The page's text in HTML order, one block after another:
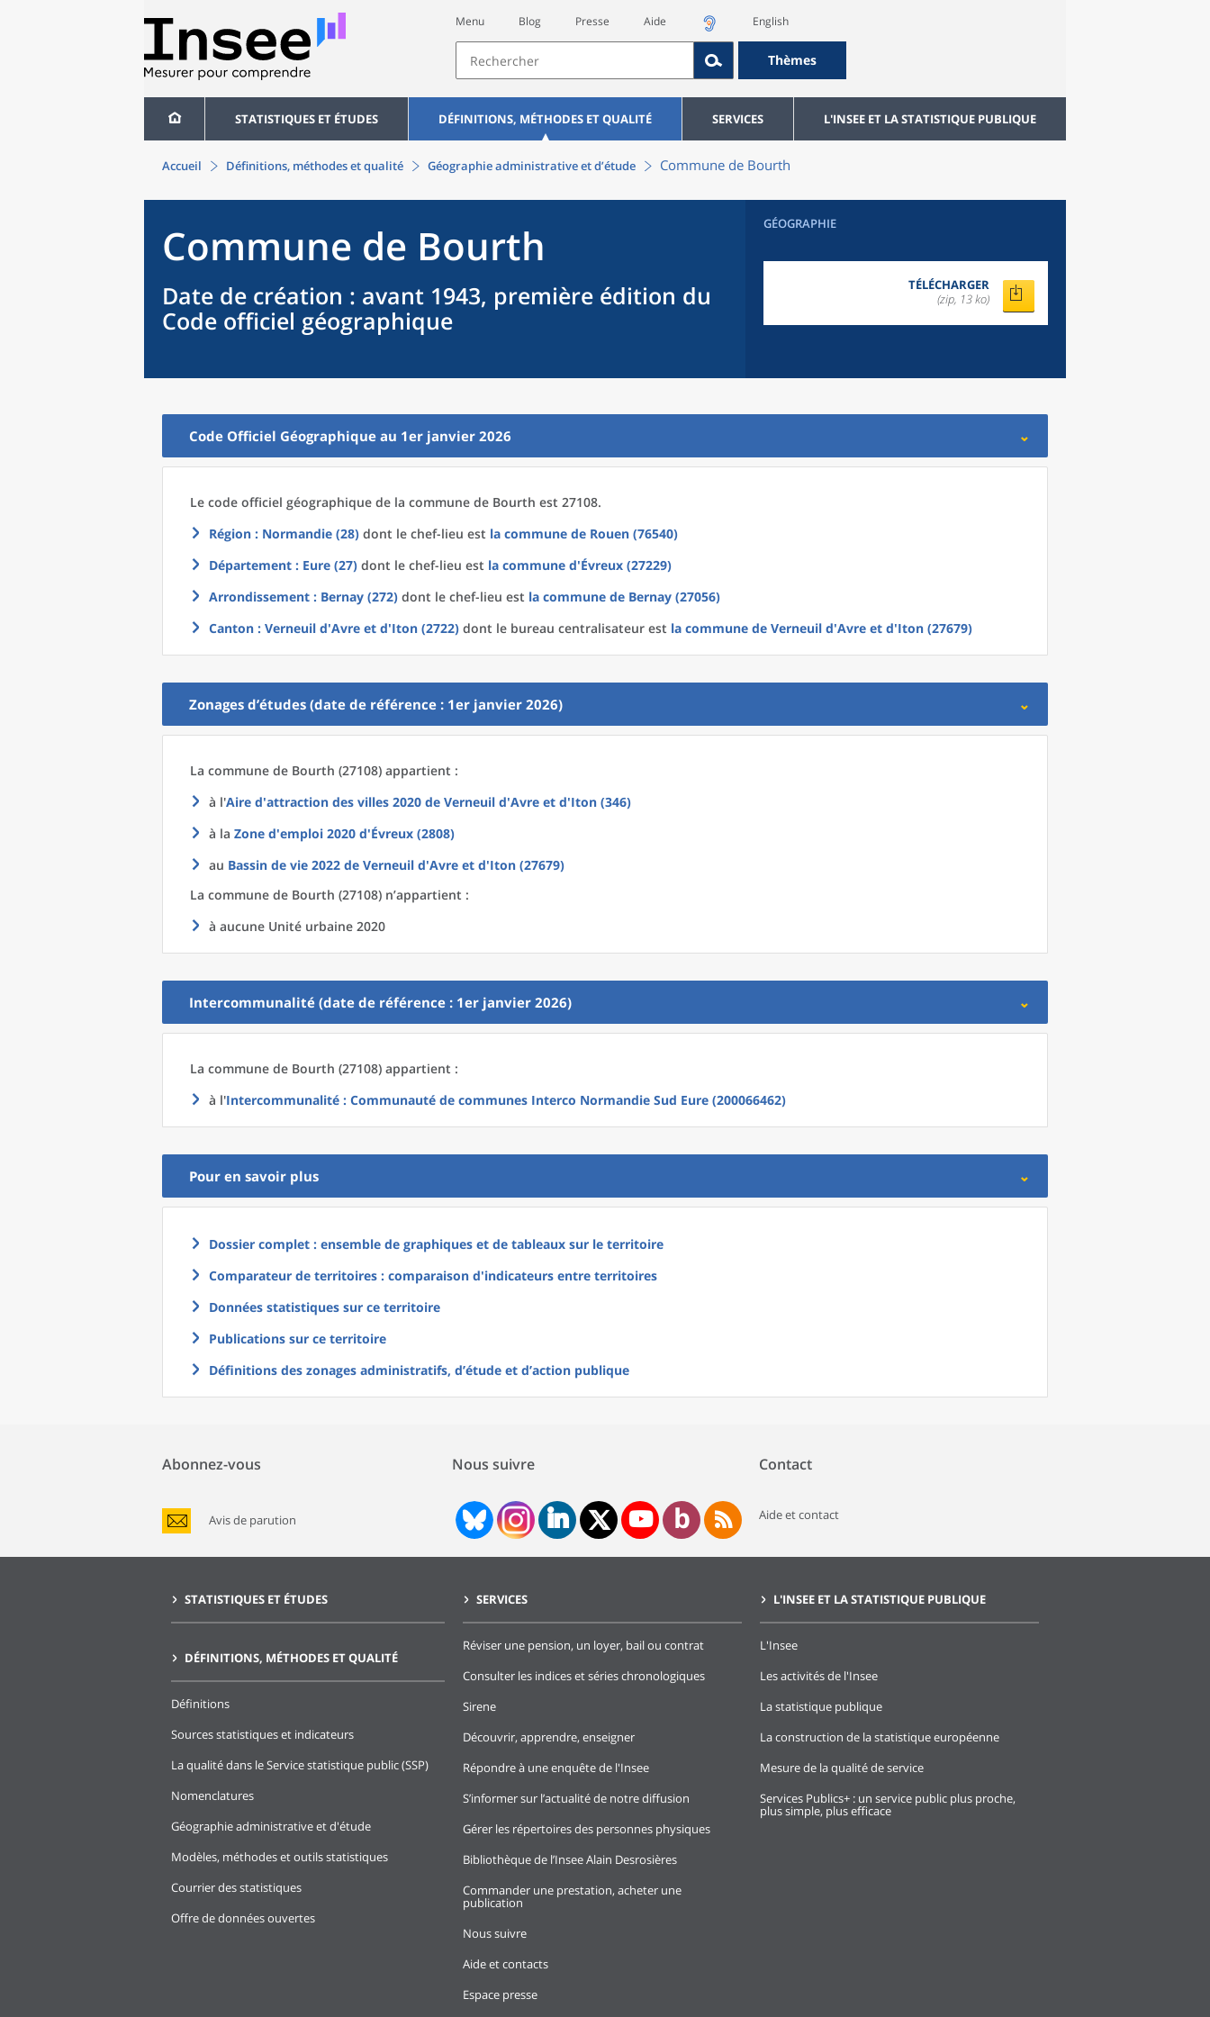
Menu Blog Presse Aide English
Thèmes
STATISTIQUES ET ÉTUDES DÉFINITIONS, MÉTHODES ET QUALITÉ SERVICES L'INSEE ET LA STATISTIQUE PUBLIQUE
Accueil Définitions, méthodes et qualité Géographie administrative et d’étude Commune de Bourth
Commune de Bourth
Date de création : avant 1943, première édition du
Code officiel géographique
GÉOGRAPHIE
TÉLÉCHARGER
(zip, 13 ko)
Code Officiel Géographique au 1er janvier 2026
Le code officiel géographique de la commune de Bourth est 27108.
Région : Normandie (28) dont le chef-lieu est la commune de Rouen (76540)
Département : Eure (27) dont le chef-lieu est la commune d'Évreux (27229)
Arrondissement : Bernay (272) dont le chef-lieu est la commune de Bernay (27056)
Canton : Verneuil d'Avre et d'Iton (2722) dont le bureau centralisateur est la commune de Verneuil d'Avre et d'Iton (27679)
Zonages d’études (date de référence : 1er janvier 2026)
La commune de Bourth (27108) appartient :
à l'Aire d'attraction des villes 2020 de Verneuil d'Avre et d'Iton (346)
à la Zone d'emploi 2020 d'Évreux (2808)
au Bassin de vie 2022 de Verneuil d'Avre et d'Iton (27679)
La commune de Bourth (27108) n’appartient :
à aucune Unité urbaine 2020
Intercommunalité (date de référence : 1er janvier 2026)
La commune de Bourth (27108) appartient :
à l'Intercommunalité : Communauté de communes Interco Normandie Sud Eure (200066462)
Pour en savoir plus
Dossier complet : ensemble de graphiques et de tableaux sur le territoire
Comparateur de territoires : comparaison d'indicateurs entre territoires
Données statistiques sur ce territoire
Publications sur ce territoire
Définitions des zonages administratifs, d’étude et d’action publique
Abonnez-vous
Avis de parution
Nous suivre Contact
Aide et contact
STATISTIQUES ET ÉTUDES
DÉFINITIONS, MÉTHODES ET QUALITÉ
Définitions
Sources statistiques et indicateurs
La qualité dans le Service statistique public (SSP)
Nomenclatures
Géographie administrative et d'étude
Modèles, méthodes et outils statistiques
Courrier des statistiques
Offre de données ouvertes
SERVICES
Réviser une pension, un loyer, bail ou contrat
Consulter les indices et séries chronologiques
Sirene
Découvrir, apprendre, enseigner
Répondre à une enquête de l'Insee
S’informer sur l’actualité de notre diffusion
Gérer les répertoires des personnes physiques
Bibliothèque de l’Insee Alain Desrosières
Commander une prestation, acheter une
publication
Nous suivre
Aide et contacts
Espace presse
L'INSEE ET LA STATISTIQUE PUBLIQUE
L'Insee
Les activités de l'Insee
La statistique publique
La construction de la statistique européenne
Mesure de la qualité de service
Services Publics+ : un service public plus proche,
plus simple, plus efficace